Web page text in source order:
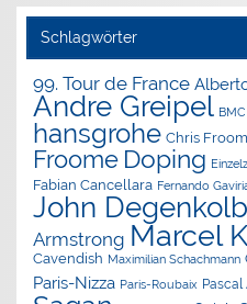
Schlagwörter
99. Tour de France
Andre Greipel
hansgrohe Chris
Froome Doping
Fabian Cancellara Fernando
John Degenkolb
Armstrong Marcel
Cavendish Maximilian Schachmann
Paris-Nizza Paris-Roubaix